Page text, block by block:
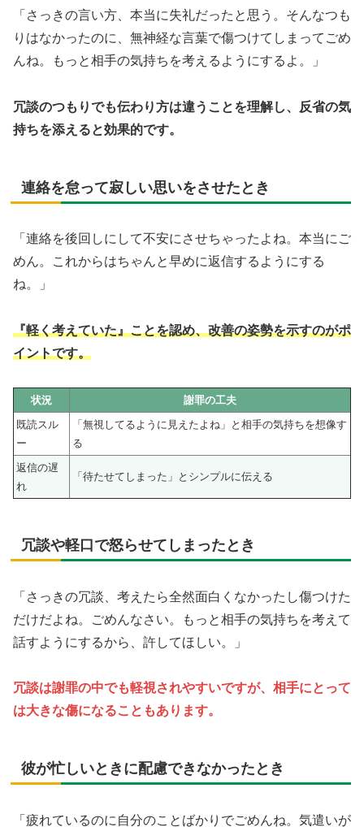
「さっきの言い方、本当に失礼だったと思う。そんなつも
りはなかったのに、無神経な言葉で傷つけてしまってごめ
んね。もっと相手の気持ちを考えるようにするよ。」
冗談のつもりでも伝わり方は違うことを理解し、反省の気
持ちを添えると効果的です。
連絡を怠って寂しい思いをさせたとき
「連絡を後回しにして不安にさせちゃったよね。本当にご
めん。これからはちゃんと早めに返信するようにする
ね。」
『軽く考えていた』ことを認め、改善の姿勢を示すのがポ
イントです。
状況
謝罪の工夫
既読スル
ー
「無視してるように見えたよね」と相手の気持ちを想像す
る
返信の遅
れ
「待たせてしまった」とシンプルに伝える
冗談や軽口で怒らせてしまったとき
「さっきの冗談、考えたら全然面白くなかったし傷つけた
だけだよね。ごめんなさい。もっと相手の気持ちを考えて
話すようにするから、許してほしい。」
冗談は謝罪の中でも軽視されやすいですが、相手にとって
は大きな傷になることもあります。
彼が忙しいときに配慮できなかったとき
「疲れているのに自分のことばかりでごめんね。気遣いが